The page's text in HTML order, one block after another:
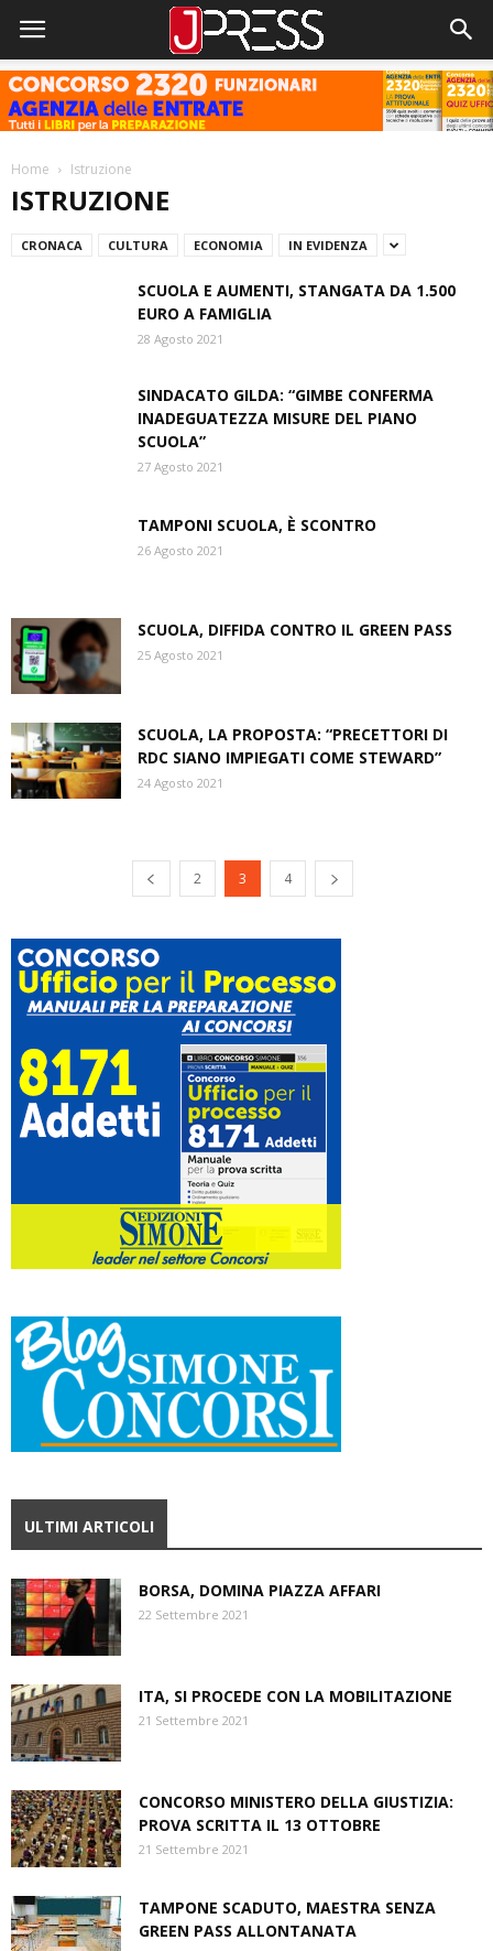
Home Istruzione
ISTRUZIONE
CRONACA CULTURA ECONOMIA IN EVIDENZA
SCUOLA E AUMENTI, STANGATA DA 1.500
EURO A FAMIGLIA
28 Agosto 2021
SINDACATO GILDA: “GIMBE CONFERMA
INADEGUATEZZA MISURE DEL PIANO
SCUOLA”
27 Agosto 2021
TAMPONI SCUOLA, È SCONTRO
26 Agosto 2021
SCUOLA, DIFFIDA CONTRO IL GREEN PASS
25 Agosto 2021
SCUOLA, LA PROPOSTA: “PRECETTORI DI
RDC SIANO IMPIEGATI COME STEWARD”
24 Agosto 2021
2 3 4
ULTIMI ARTICOLI
BORSA, DOMINA PIAZZA AFFARI
22 Settembre 2021
ITA, SI PROCEDE CON LA MOBILITAZIONE
21 Settembre 2021
CONCORSO MINISTERO DELLA GIUSTIZIA:
PROVA SCRITTA IL 13 OTTOBRE
21 Settembre 2021
TAMPONE SCADUTO, MAESTRA SENZA
GREEN PASS ALLONTANATA